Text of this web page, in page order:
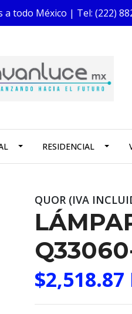
todo México | Tel: (222)
RESIDENCIAL
QUOR (IVA
$2,518.87